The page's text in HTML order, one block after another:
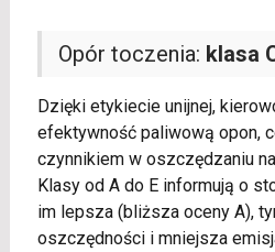
Opór toczenia: klasa
Dzięki etykiecie unijnej,
efektywność paliwową opon,
czynnikiem w oszczędzaniu
Klasy od A do E informują o
im lepsza (bliższa oceny A),
oszczędności i mniejsza